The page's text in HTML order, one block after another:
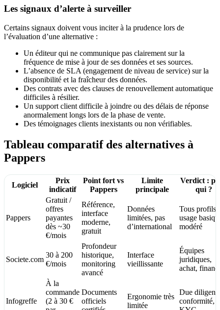
Les signaux d’alerte à surveiller
Certains signaux doivent vous inciter à la prudence lors de
l’évaluation d’une alternative :
Un éditeur qui ne communique pas clairement sur la
fréquence de mise à jour de ses données et ses sources.
L’absence de SLA (engagement de niveau de service) sur la
disponibilité et la fraîcheur des données.
Des contrats avec des clauses de renouvellement automatique
difficiles à résilier.
Un support client difficile à joindre ou des délais de réponse
anormalement longs lors de la phase de vente.
Des témoignages clients inexistants ou non vérifiables.
Tableau comparatif des alternatives à
Pappers
Logiciel
Prix
indicatif
Point fort vs
Pappers
Limite
principale
Verdict :
qui ?
Pappers
Gratuit /
offres
payantes
dès ~30
€/mois
Référence,
interface
moderne,
gratuit
Données
limitées, pas
d’international
Tous profils,
usage
modéré
Societe.com
30 à 200
€/mois
Profondeur
historique,
monitoring
avancé
Interface
vieillissante
Équipes
juridiques,
achat,
Infogreffe
À la
commande
(2 à 30 €
Documents
officiels
Ergonomie très
limitée
Due
conformité,